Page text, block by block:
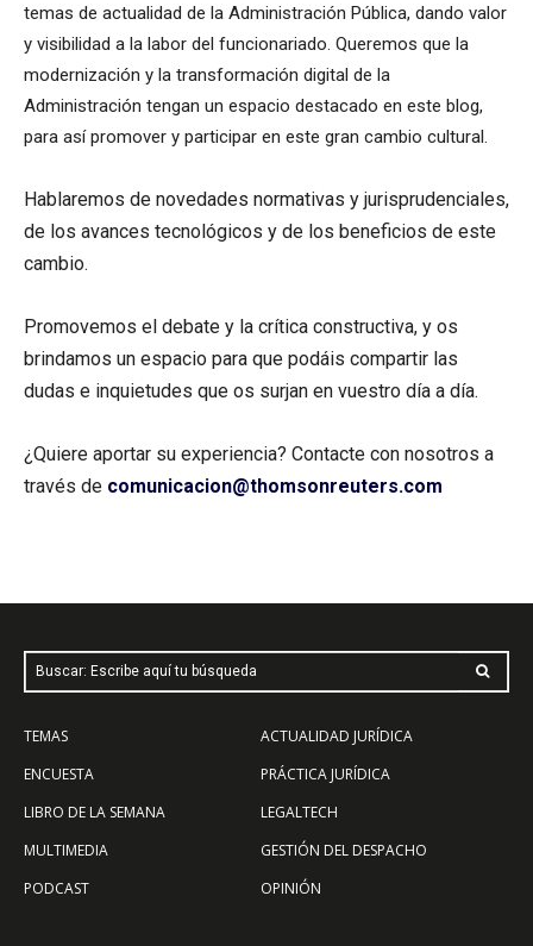
temas de actualidad de la Administración Pública, dando valor
y visibilidad a la labor del funcionariado. Queremos que la
modernización y la transformación digital de la
Administración tengan un espacio destacado en este blog,
para así promover y participar en este gran cambio cultural.
Hablaremos de novedades normativas y jurisprudenciales,
de los avances tecnológicos y de los beneficios de este
cambio.
Promovemos el debate y la crítica constructiva, y os
brindamos un espacio para que podáis compartir las
dudas e inquietudes que os surjan en vuestro día a día.
¿Quiere aportar su experiencia? Contacte con nosotros a
través de comunicacion@thomsonreuters.com
Buscar: Escribe aquí tu búsqueda
TEMAS
ENCUESTA
LIBRO DE LA SEMANA
MULTIMEDIA
PODCAST
ACTUALIDAD JURÍDICA
PRÁCTICA JURÍDICA
LEGALTECH
GESTIÓN DEL DESPACHO
OPINIÓN